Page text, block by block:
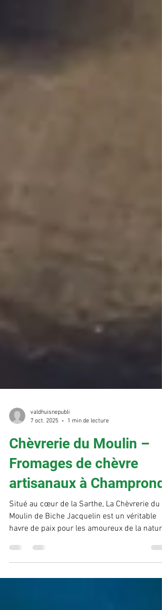
valdhuisnepubli
7 oct. 2025
1 min de lecture
Chèvrerie du Moulin –
Fromages de chèvre
artisanaux à Champrond
Situé au cœur de la Sarthe, La Chèvrerie du
Moulin de Biche Jacquelin est un véritable